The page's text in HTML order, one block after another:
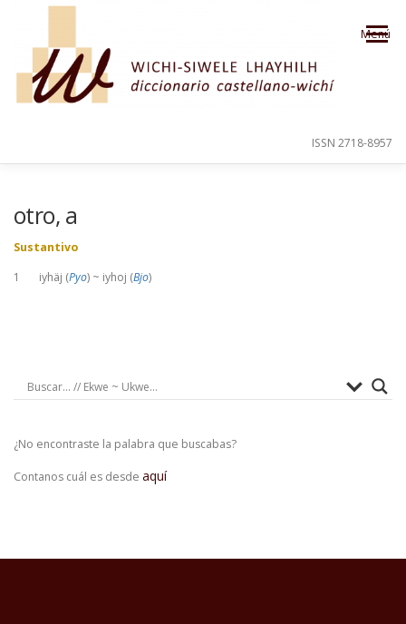
Saltar al contenido
Menú
ISSN 2718-8957
otro, a
Sustantivo
1 iyhäj (Pyo) ~ iyhoj (Bjo)
¿No encontraste la palabra que buscabas?
Contanos cuál es desde aquí